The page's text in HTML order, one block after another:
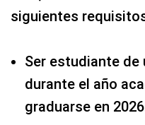
siguientes
Ser estudiante de
durante el año
graduarse en